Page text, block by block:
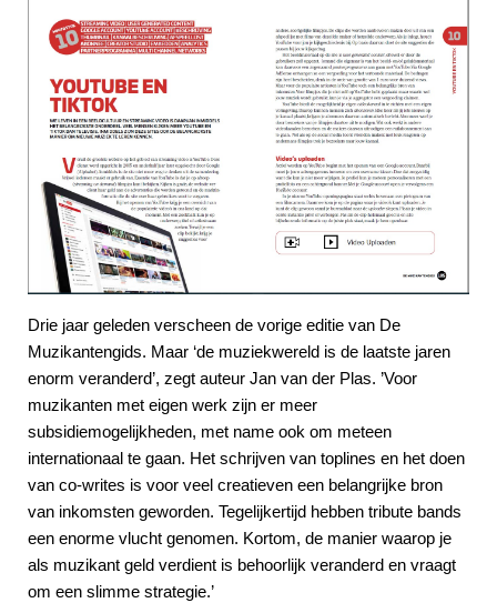
Drie jaar geleden verscheen de vorige editie van De
Muzikantengids. Maar ‘de muziekwereld is de laatste jaren
enorm veranderd’, zegt auteur Jan van der Plas. ’Voor
muzikanten met eigen werk zijn er meer
subsidiemogelijkheden, met name ook om meteen
internationaal te gaan. Het schrijven van toplines en het doen
van co-writes is voor veel creatieven een belangrijke bron
van inkomsten geworden. Tegelijkertijd hebben tribute bands
een enorme vlucht genomen. Kortom, de manier waarop je
als muzikant geld verdient is behoorlijk veranderd en vraagt
om een slimme strategie.’